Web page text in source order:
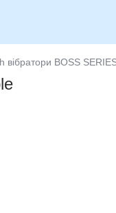
вібратори BOSS